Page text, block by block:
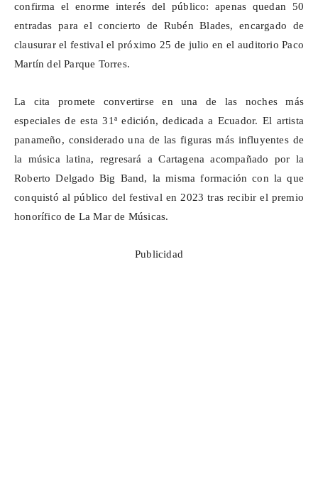
confirma el enorme interés del público: apenas quedan 50
entradas para el concierto de Rubén Blades, encargado de
clausurar el festival el próximo 25 de julio en el auditorio Paco
Martín del Parque Torres.
La cita promete convertirse en una de las noches más
especiales de esta 31ª edición, dedicada a Ecuador. El artista
panameño, considerado una de las figuras más influyentes de
la música latina, regresará a Cartagena acompañado por la
Roberto Delgado Big Band, la misma formación con la que
conquistó al público del festival en 2023 tras recibir el premio
honorífico de La Mar de Músicas.
Publicidad